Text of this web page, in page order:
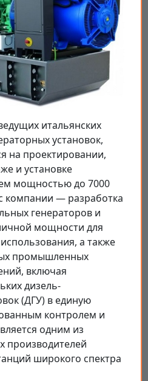
итальянских
установок,
на проектировании,
и установке
мощностью до 7000
компании — разработка
генераторов и
мощности для
а также
промышленных
включая
дизель-
(ДГУ) в единую
контролем и
одним из
производителей
широкого спектра